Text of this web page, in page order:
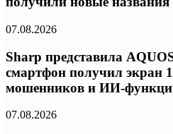
07.08.2026
Sharp представила
смартфон получил экран
мошенников и ИИ-
07.08.2026